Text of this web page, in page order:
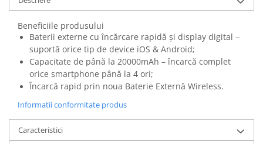
Beneficiile produsului
Baterii externe cu încărcare rapidă și display digital –
suportă orice tip de device iOS & Android;
Capacitate de până la 20000mAh – încarcă complet
orice smartphone până la 4 ori;
Încarcă rapid prin noua Baterie Externă Wireless.
Informatii conformitate produs
Caracteristici